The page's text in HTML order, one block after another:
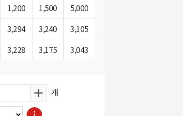
1,200 1,500
5,000
3,294 3,240
3,105
3,228 3,175 3,043
개